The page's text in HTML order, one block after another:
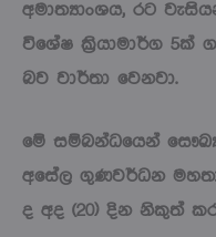
අමාත්‍යාංශය, රට
විශේෂ ක්‍රියාමාර්ග
බව වාර්තා වෙනවා.
මේ සම්බන්ධයෙන්
අසේල ගුණවර්ධන
ද අද (20) දින නිකුත්